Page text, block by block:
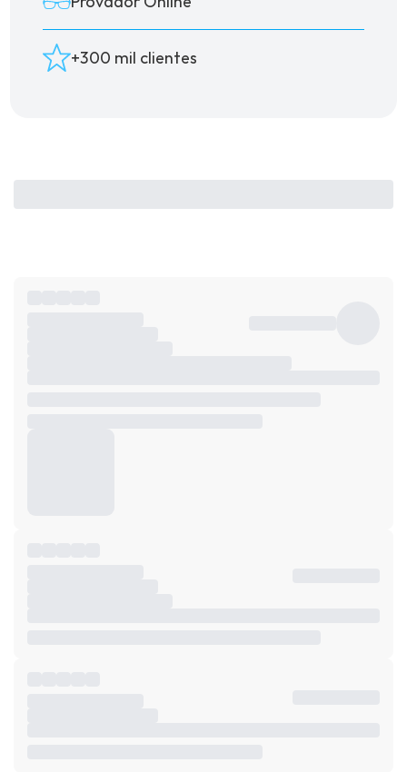
+300 mil clientes